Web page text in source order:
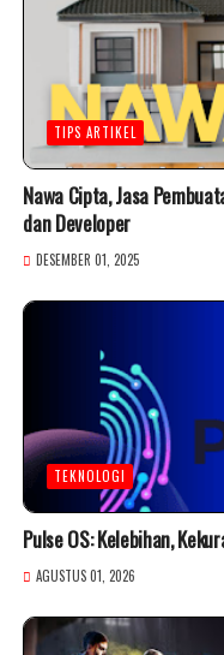
TIPS ARTIKEL
Nawa Cipta, Jasa
dan Developer
DESEMBER 01, 2025
TEKNOLOGI
Pulse OS: Kelebihan,
AGUSTUS 01, 2026